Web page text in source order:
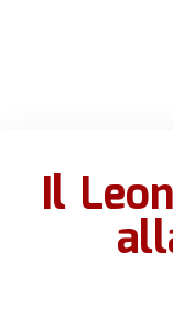
Il